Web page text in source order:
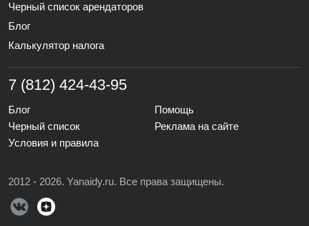
Черный список арендаторов
Блог
Калькулятор налога
7 (812) 424-43-95
Блог
Помощь
Черный список
Реклама на сайте
Условия и правила
2012 - 2026. Yanaidy.ru. Все права защищены.